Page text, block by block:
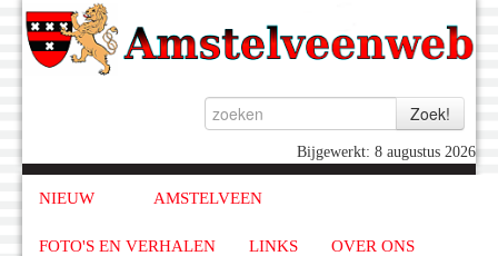
Bijgewerkt: 8 augustus 2026
NIEUW AMSTELVEEN
FOTO'S EN VERHALEN LINKS OVER ONS